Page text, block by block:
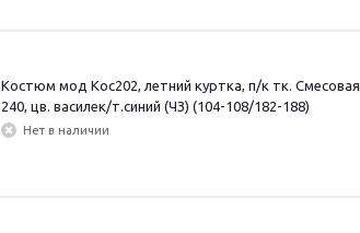
Костюм мод Кос202, летний куртка, п/к тк. Смесовая
240, цв. василек/т.синий (ЧЗ) (104-108/182-188)
Нет в наличии